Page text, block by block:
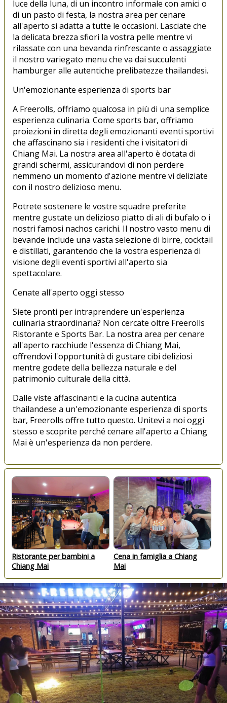
luce della luna, di un incontro informale con amici o
di un pasto di festa, la nostra area per cenare
all'aperto si adatta a tutte le occasioni. Lasciate che
la delicata brezza sfiori la vostra pelle mentre vi
rilassate con una bevanda rinfrescante o assaggiate
il nostro variegato menu che va dai succulenti
hamburger alle autentiche prelibatezze thailandesi.
Un'emozionante esperienza di sports bar
A Freerolls, offriamo qualcosa in più di una semplice
esperienza culinaria. Come sports bar, offriamo
proiezioni in diretta degli emozionanti eventi sportivi
che affascinano sia i residenti che i visitatori di
Chiang Mai. La nostra area all'aperto è dotata di
grandi schermi, assicurandovi di non perdere
nemmeno un momento d'azione mentre vi deliziate
con il nostro delizioso menu.
Potrete sostenere le vostre squadre preferite
mentre gustate un delizioso piatto di ali di bufalo o i
nostri famosi nachos carichi. Il nostro vasto menu di
bevande include una vasta selezione di birre, cocktail
e distillati, garantendo che la vostra esperienza di
visione degli eventi sportivi all'aperto sia
spettacolare.
Cenate all'aperto oggi stesso
Siete pronti per intraprendere un'esperienza
culinaria straordinaria? Non cercate oltre Freerolls
Ristorante e Sports Bar. La nostra area per cenare
all'aperto racchiude l'essenza di Chiang Mai,
offrendovi l'opportunità di gustare cibi deliziosi
mentre godete della bellezza naturale e del
patrimonio culturale della città.
Dalle viste affascinanti e la cucina autentica
thailandese a un'emozionante esperienza di sports
bar, Freerolls offre tutto questo. Unitevi a noi oggi
stesso e scoprite perché cenare all'aperto a Chiang
Mai è un'esperienza da non perdere.
Ristorante per bambini a
Chiang Mai
Cena in famiglia a Chiang
Mai